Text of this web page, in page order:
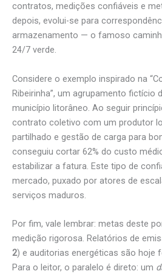
contratos, medições confiáveis e
depois, evolui-se para
armazenamento — o famoso
24/7 verde.
Considere o exemplo inspirado na
Ribeirinha”, um agrupamento fictício
município litorâneo. Ao seguir
contrato coletivo com um produtor
partilhado e gestão de carga para
conseguiu cortar 62% do custo
estabilizar a fatura. Este tipo de
mercado, puxado por atores de
serviços maduros.
Por fim, vale lembrar: metas deste
medição rigorosa. Relatórios de
2) e auditorias energéticas são hoje
Para o leitor, o paralelo é direto: um